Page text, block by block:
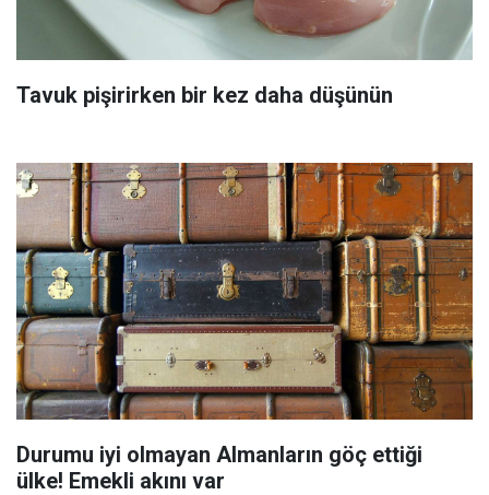
Tavuk pişirirken bir kez daha düşünün
Durumu iyi olmayan Almanların göç ettiği
ülke! Emekli akını var